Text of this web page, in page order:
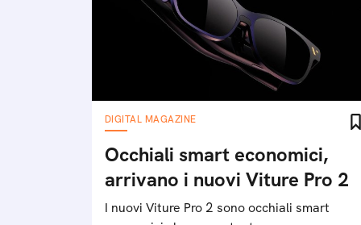
DIGITAL MAGAZINE
Occhiali smart economici,
arrivano i nuovi Viture Pro 2
I nuovi Viture Pro 2 sono occhiali smart